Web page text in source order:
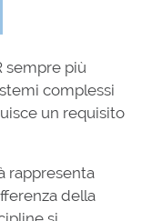
sempre più
complessi
un requisito
rappresenta
della